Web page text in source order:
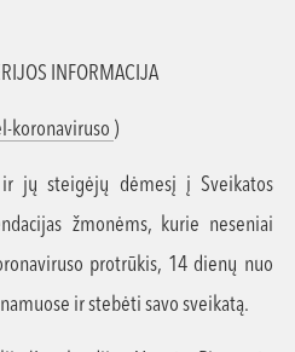
INFORMACIJA
koronaviruso )
jų steigėjų dėmesį į Sveikatos
žmonėms, kurie neseniai
protrūkis, 14 dienų nuo
ir stebėti savo sveikatą.